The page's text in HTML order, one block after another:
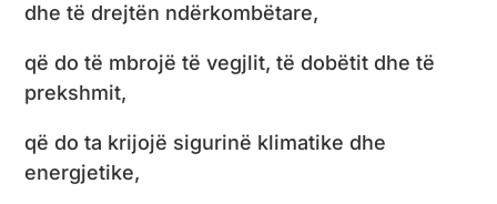
dhe të drejtën ndërkombëtare,
që do të mbrojë të vegjlit, të dobëtit dhe të
prekshmit,
që do ta krijojë sigurinë klimatike dhe
energjetike,